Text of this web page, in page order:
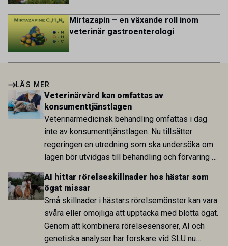
Mirtazapin – en växande roll inom
veterinär gastroenterologi
LÄS MER
Veterinärvård kan omfattas av
konsumenttjänstlagen
Veterinärmedicinsk behandling omfattas i dag
inte av konsumenttjänstlagen. Nu tillsätter
regeringen en utredning som ska undersöka om
lagen bör utvidgas till behandling och förvaring av
levande djur. Bakgrunden är bland annat stigande
kostnader och krav på ökad pristransparens inom
djursjukvården.
AI hittar rörelseskillnader hos hästar som
ögat missar
Små skillnader i hästars rörelsemönster kan vara
svåra eller omöjliga att upptäcka med blotta ögat.
Genom att kombinera rörelsesensorer, AI och
genetiska analyser har forskare vid SLU nu